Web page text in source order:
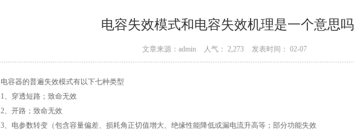
电容失效模式和电容失效机理是一个意思吗
文章来源：admin 人气： 2,273 发表时间： 02-07
电容器的普遍失效模式有以下七种类型
1、穿透短路；致命无效
2、开路；致命无效
3、电参数转变（包含容量偏差、损耗角正切值增大、绝缘性能降低或漏电流升高等；部分功能失效